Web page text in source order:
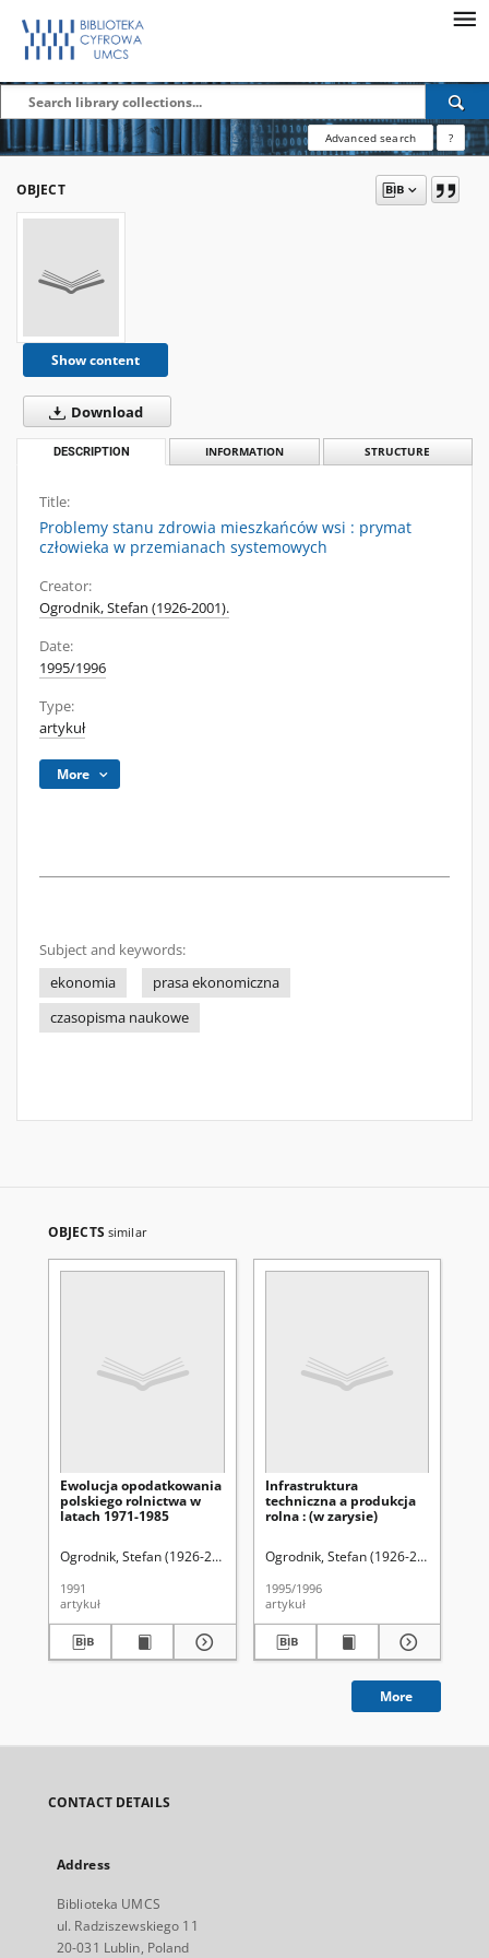
Advanced search ?
OBJECT
Show content
Download
DESCRIPTION INFORMATION STRUCTURE
Title:
Problemy stanu zdrowia mieszkańców wsi : prymat
człowieka w przemianach systemowych
Creator:
Ogrodnik, Stefan (1926-2001).
Date:
1995/1996
Type:
artykuł
More
Subject and keywords:
ekonomia
prasa ekonomiczna
czasopisma naukowe
OBJECTS similar
Ewolucja opodatkowania
polskiego rolnictwa w
latach 1971-1985
Ogrodnik, Stefan (1926-2001).
1991
artykuł
Infrastruktura
techniczna a produkcja
rolna : (w zarysie)
Ogrodnik, Stefan (1926-2001).
1995/1996
artykuł
More
CONTACT DETAILS
Address
Biblioteka UMCS
ul. Radziszewskiego 11
20-031 Lublin, Poland